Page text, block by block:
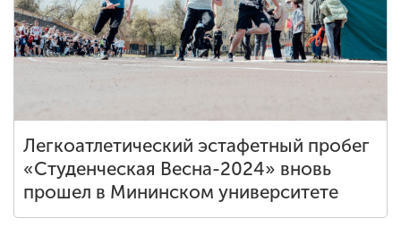
Легкоатлетический эстафетный пробег
«Студенческая Весна-2024» вновь
прошел в Мининском университете